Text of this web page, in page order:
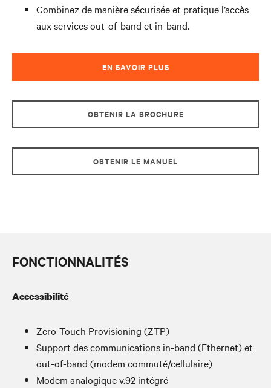
Combinez de manière sécurisée et pratique l’accès
aux services out-of-band et in-band.
EN SAVOIR PLUS
OBTENIR LA BROCHURE
OBTENIR LE MANUEL
FONCTIONNALITÉS
Accessibilité
Zero-Touch Provisioning (ZTP)
Support des communications in-band (Ethernet) et
out-of-band (modem commuté/cellulaire)
Modem analogique v.92 intégré